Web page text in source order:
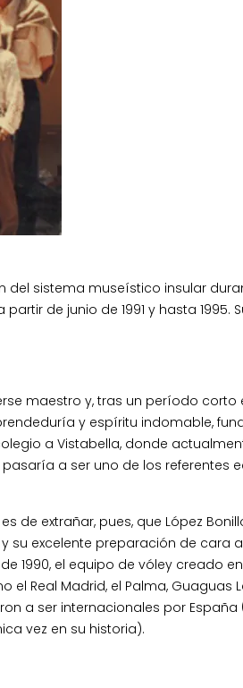
del sistema museístico insular
de junio de 1991 y hasta 1995.
maestro y, tras un período corto
y espíritu indomable,
a Vistabella, donde
a ser uno de los referentes
de extrañar, pues, que López
su excelente preparación de cara
1990, el equipo de vóley creado
Real Madrid, el Palma, Guaguas
a ser internacionales por España
vez en su historia).